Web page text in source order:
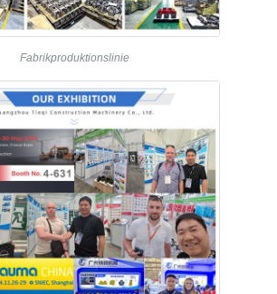
Fabrikproduktionslinie